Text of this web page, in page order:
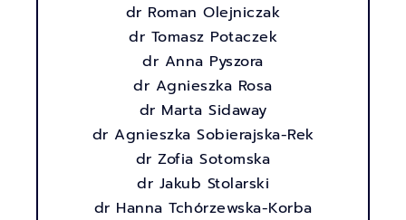
dr Roman Olejniczak
dr Tomasz Potaczek
dr Anna Pyszora
dr Agnieszka Rosa
dr Marta Sidaway
dr Agnieszka Sobierajska-Rek
dr Zofia Sotomska
dr Jakub Stolarski
dr Hanna Tchórzewska-Korba